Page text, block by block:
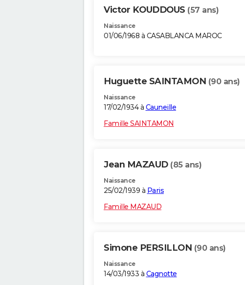
Victor KOUDDOUS (57 ans)
Naissance
01/06/1968 à CASABLANCA MAROC
Huguette SAINTAMON (90 ans)
Naissance
17/02/1934 à Cauneille
Famille SAINTAMON
Jean MAZAUD (85 ans)
Naissance
25/02/1939 à Paris
Famille MAZAUD
Simone PERSILLON (90 ans)
Naissance
14/03/1933 à Cagnotte